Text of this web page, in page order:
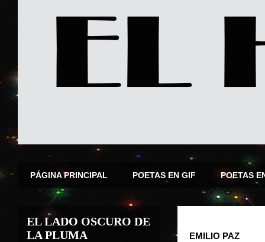
PÁGINA PRINCIPAL POETAS EN GIF POETAS
EMILIO PAZ
EL LADO OSCURO DE
LA PLUMA